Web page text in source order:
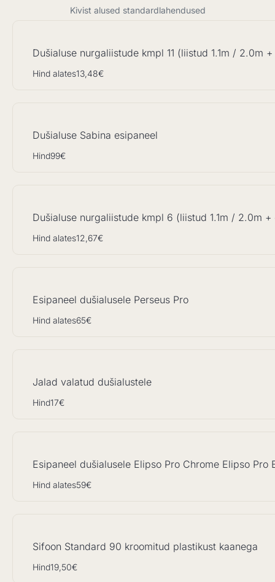
Kivist alused standardlahendused
Dušialuse nurgaliistude kmpl 11 (liistud 1.1m / 2.0m
Hind alates13,48€
Dušialuse Sabina esipaneel
Hind99€
Dušialuse nurgaliistude kmpl 6 (liistud 1.1m / 2.0m +
Hind alates12,67€
Esipaneel dušialusele Perseus Pro
Hind alates65€
Jalad valatud dušialustele
Hind17€
Esipaneel dušialusele Elipso Pro Chrome Elipso Pro
Hind alates59€
Sifoon Standard 90 kroomitud plastikust kaanega
Hind19,50€